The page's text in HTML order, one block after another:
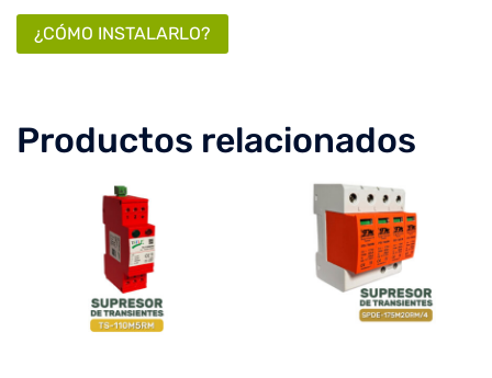
¿CÓMO INSTALARLO?
Productos relacionados